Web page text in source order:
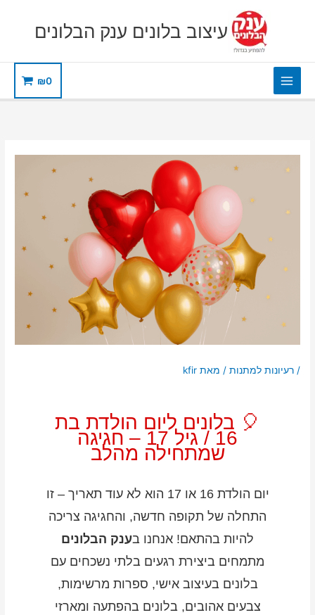
עיצוב בלונים ענק הבלונים
₪0
/רעיונות למתנות / מאתkfir
🎈 בלונים ליום הולדת בת
16 / גיל 17 – חגיגה
שמתחילה מהלב
יום הולדת 16 או 17 הוא לא עוד תאריך – זו
התחלה של תקופה חדשה, והחגיגה צריכה
להיות בהתאם! אנחנו בענק הבלונים
מתמחים ביצירת רגעים בלתי נשכחים עם
בלונים בעיצוב אישי, ספרות מרשימות,
צבעים אהובים, בלונים בהפתעה ומארזי